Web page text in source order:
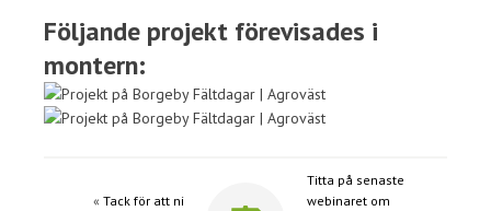
Följande projekt förevisades i
montern:
« Tack för att ni
Titta på senaste
webinaret om